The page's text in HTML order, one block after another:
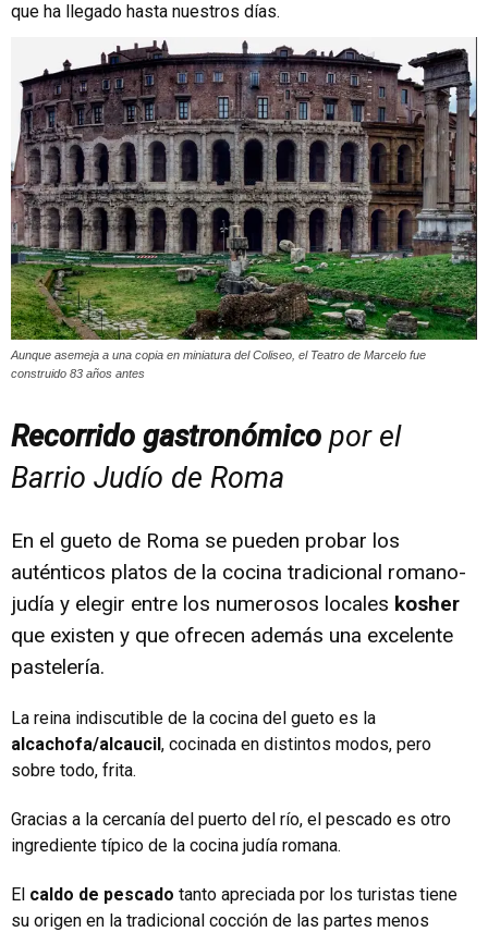
que ha llegado hasta nuestros días.
Aunque asemeja a una copia en miniatura del Coliseo, el Teatro de Marcelo fue
construido 83 años antes
Recorrido gastronómico por el
Barrio Judío de Roma
En el gueto de Roma se pueden probar los
auténticos platos de la cocina tradicional romano-
judía y elegir entre los numerosos locales kosher
que existen y que ofrecen además una excelente
pastelería.
La reina indiscutible de la cocina del gueto es la
alcachofa/alcaucil, cocinada en distintos modos, pero
sobre todo, frita.
Gracias a la cercanía del puerto del río, el pescado es otro
ingrediente típico de la cocina judía romana.
El caldo de pescado tanto apreciada por los turistas tiene
su origen en la tradicional cocción de las partes menos